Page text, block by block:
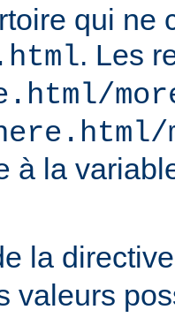
qui ne
. Les
à la
la
valeurs